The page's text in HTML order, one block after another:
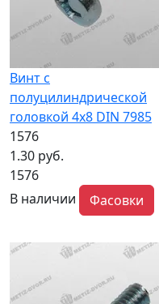
Винт с
полуцилиндрической
головкой 4x8 DIN 7985
1576
1.30 руб.
1576
В наличии
Фасовки